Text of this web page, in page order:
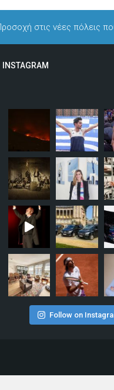
στις νέες
INSTAGRAM
Follow on